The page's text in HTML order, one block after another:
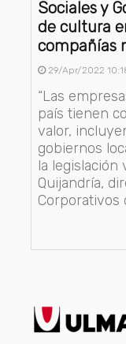
Sociales y
de cultura
compañías
29/Apr/2022
“Las
país tienen
valor,
gobiernos
la legislación
Quijandría,
Corporativos